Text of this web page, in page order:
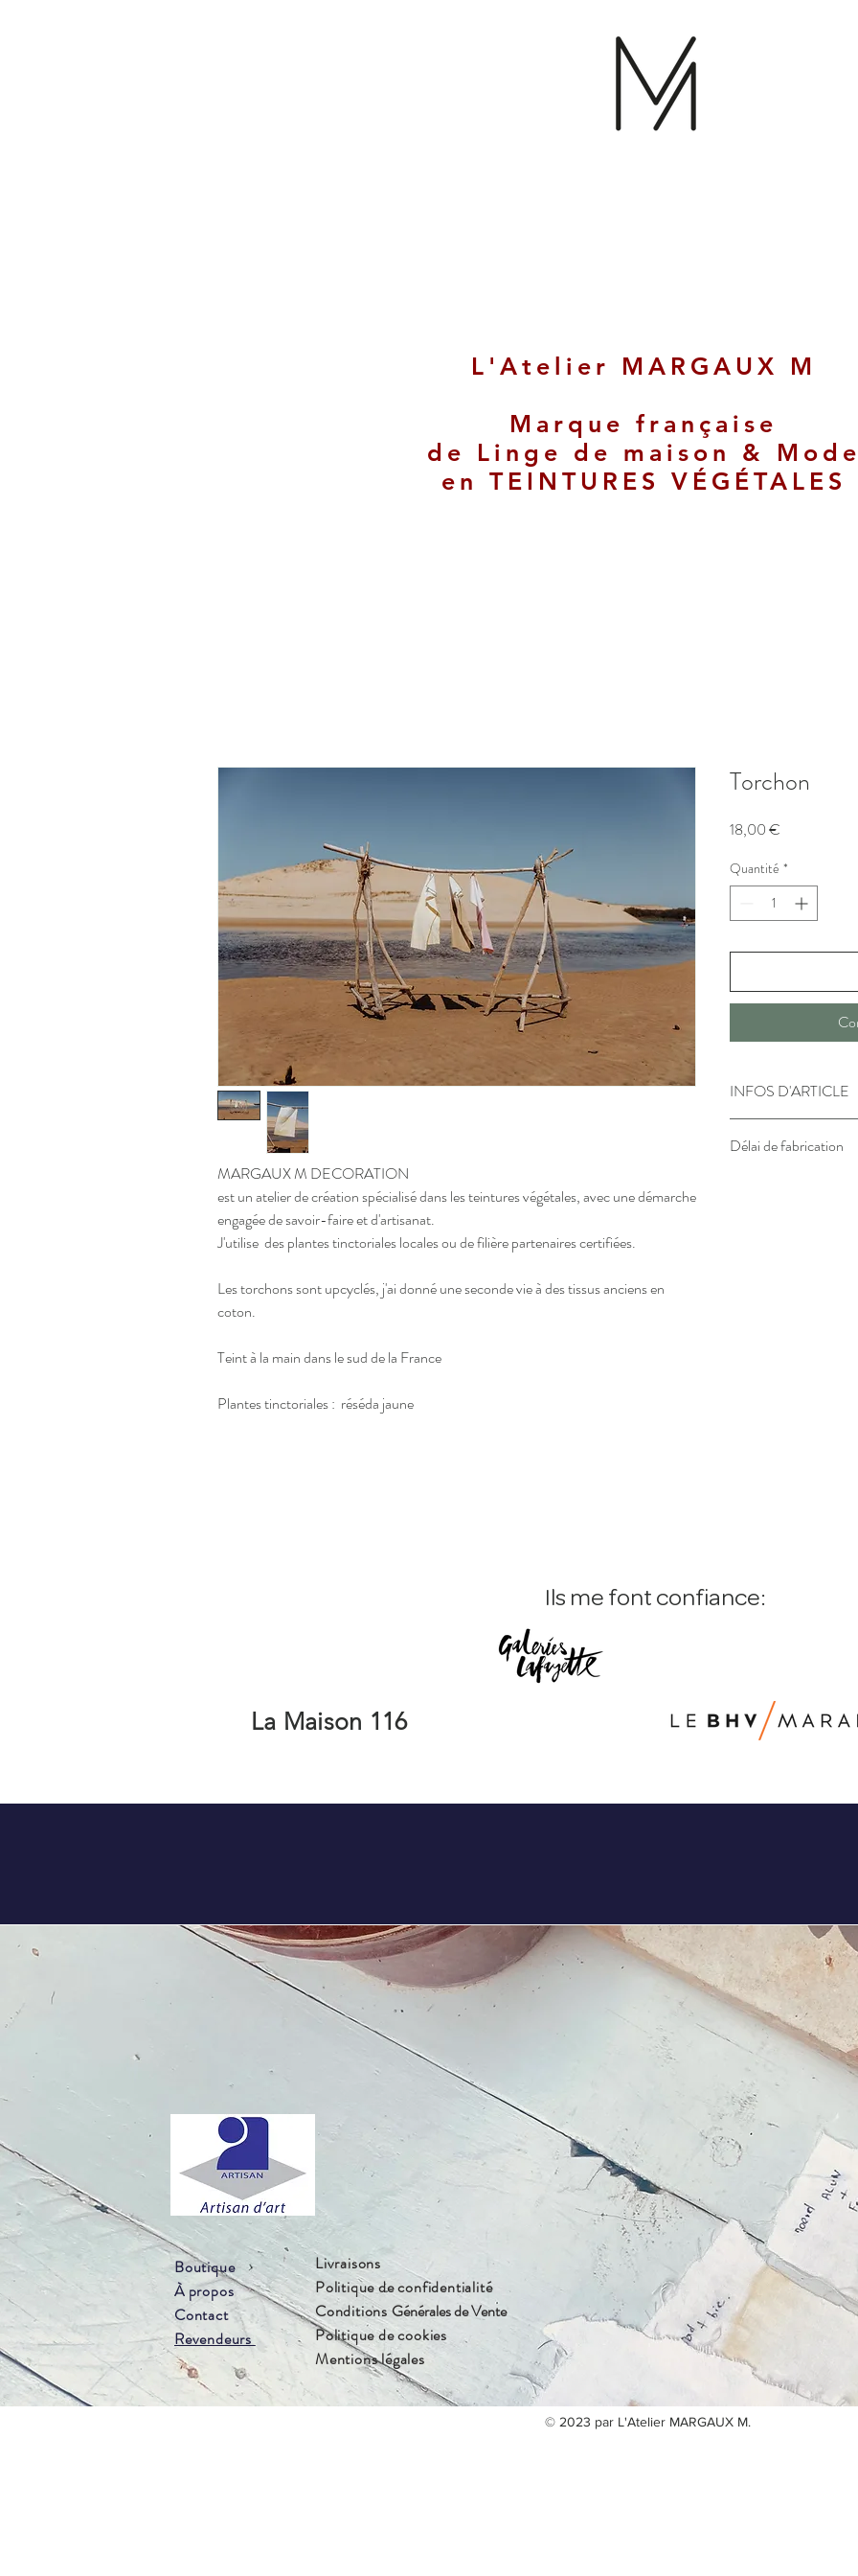
L'Atelier MARGAUX M
Marque française
de Linge de maison & Mode
en TEINTURES VÉGÉTALES
MARGAUX M DECORATION
est un atelier de création spécialisé dans les teintures végétales, avec une démarche
engagée de savoir-faire et d'artisanat.
J'utilise des plantes tinctoriales locales ou de filière partenaires certifiées.
Les torchons sont upcyclés, j'ai donné une seconde vie à des tissus anciens en
coton.
Teint à la main dans le sud de la France
Plantes tinctoriales : réséda jaune
Torchon
18,00 €
Quantité *
INFOS D'ARTICLE
Dimension: 45x70 cm
Délai de fabrication
Ils me font confiance:
La Maison 116
Boutique
À propos
Contact
Revendeurs
Livraisons
Politique de confidentialité
ConditionsGénérales de Vente
Politique de cookies
Mentions légales
© 2023 par L'Atelier MARGAUX M.